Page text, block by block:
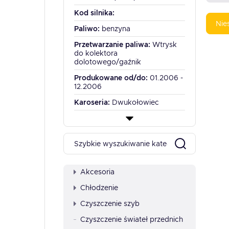
Kod silnika:
Paliwo: benzyna
Przetwarzanie paliwa: Wtrysk
do kolektora
dolotowego/gaźnik
Produkowane od/do: 01.2006 -
12.2006
Karoseria: Dwukołowiec
Akcesoria
Chłodzenie
Czyszczenie szyb
Czyszczenie świateł przednich